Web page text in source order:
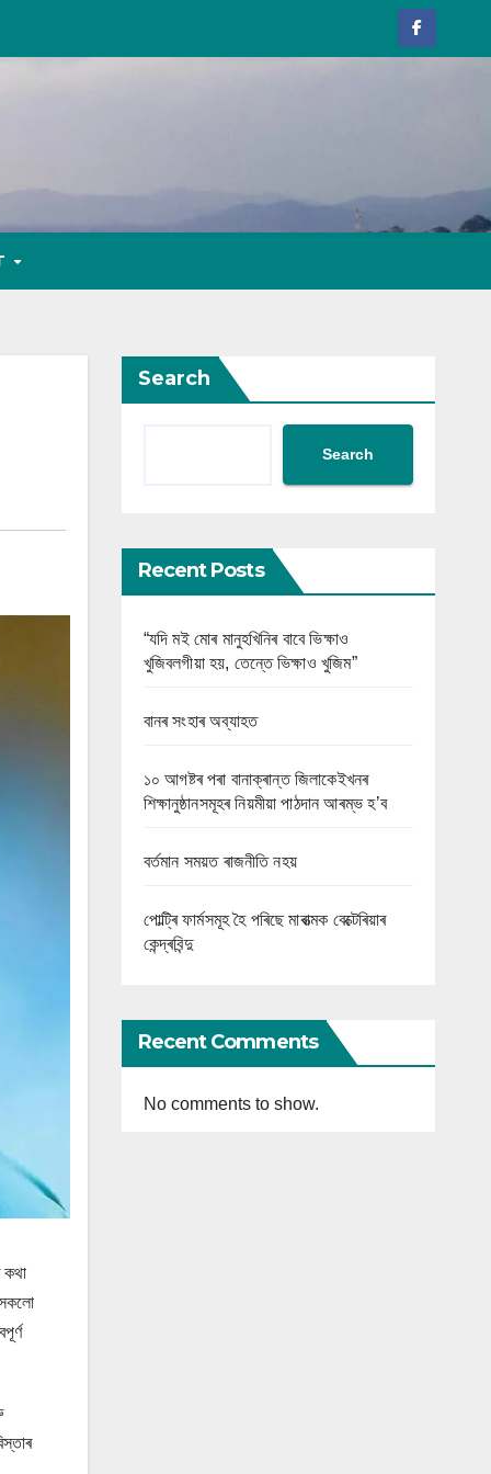
কথা
সকলো
Search
Search
Recent Posts
“যদি মই মোৰ মানুহখিনিৰ বাবে ভিক্ষাও
খুজিবলগীয়া হয়, তেন্তে ভিক্ষাও খুজিম”
বানৰ সংহাৰ অব্যাহত
১০ আগষ্টৰ পৰা বানাক্ৰান্ত জিলাকেইখনৰ
শিক্ষানুষ্ঠানসমূহৰ নিয়মীয়া পাঠদান আৰম্ভ হ’ব
বৰ্তমান সময়ত ৰাজনীতি নহয়
পোল্ট্ৰি ফাৰ্মসমূহ হৈ পৰিছে মাৰাত্মক বেক্টেৰিয়াৰ
কেন্দ্ৰবিন্দু
Recent Comments
No comments to show.